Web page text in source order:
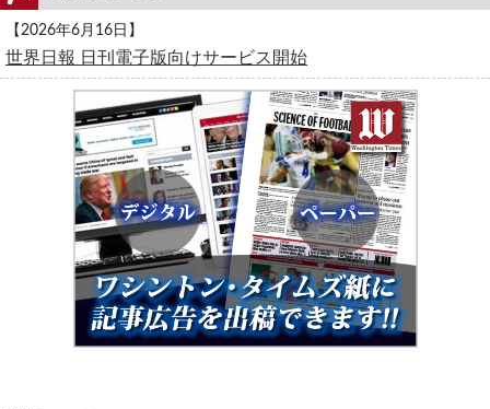
【2026年6月16日】
世界日報 日刊電子版向けサービス開始